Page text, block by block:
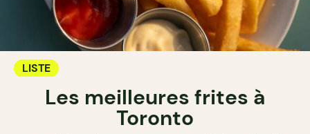
LISTE
Les meilleures frites à
Toronto